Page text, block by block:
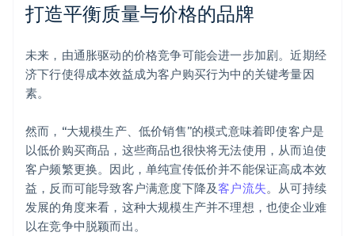
打造平衡质量与价格的品牌
未来，由通胀驱动的价格竞争可能会进一步加剧。近期经
济下行使得成本效益成为客户购买行为中的关键考量因
素。
然而，“大规模生产、低价销售”的模式意味着即使客户是
以低价购买商品，这些商品也很快将无法使用，从而迫使
客户频繁更换。因此，单纯宣传低价并不能保证高成本效
益，反而可能导致客户满意度下降及客户流失。从可持续
发展的角度来看，这种大规模生产并不理想，也使企业难
以在竞争中脱颖而出。